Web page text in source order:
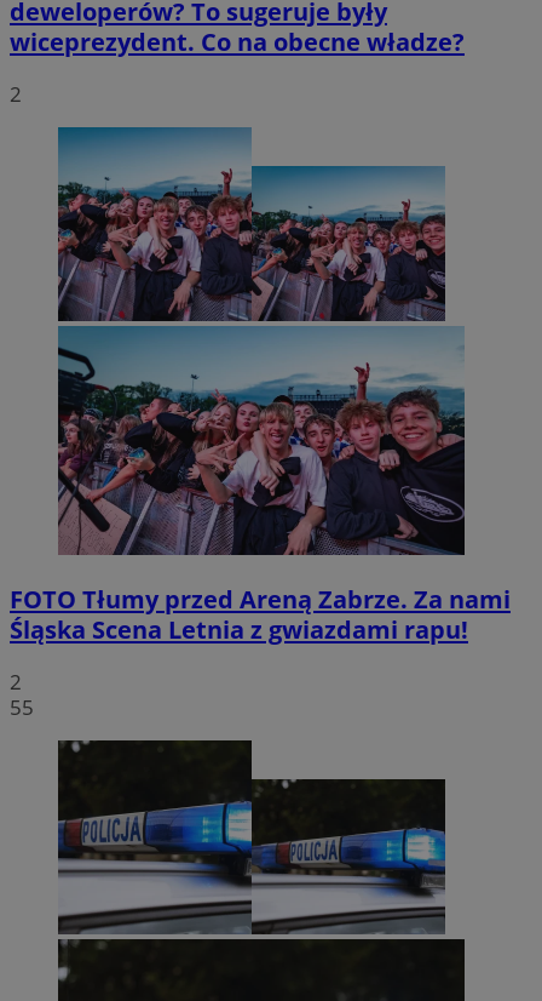
deweloperów? To sugeruje były
wiceprezydent. Co na obecne władze?
2
FOTO Tłumy przed Areną Zabrze. Za nami
Śląska Scena Letnia z gwiazdami rapu!
2
55